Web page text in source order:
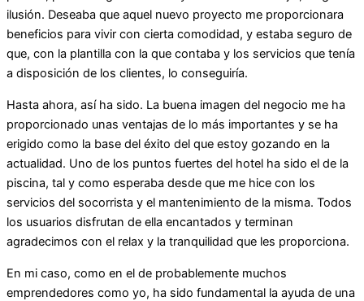
ilusión. Deseaba que aquel nuevo proyecto me proporcionara
beneficios para vivir con cierta comodidad, y estaba seguro de
que, con la plantilla con la que contaba y los servicios que tenía
a disposición de los clientes, lo conseguiría.
Hasta ahora, así ha sido. La buena imagen del negocio me ha
proporcionado unas ventajas de lo más importantes y se ha
erigido como la base del éxito del que estoy gozando en la
actualidad. Uno de los puntos fuertes del hotel ha sido el de la
piscina, tal y como esperaba desde que me hice con los
servicios del socorrista y el mantenimiento de la misma. Todos
los usuarios disfrutan de ella encantados y terminan
agradecimos con el relax y la tranquilidad que les proporciona.
En mi caso, como en el de probablemente muchos
emprendedores como yo, ha sido fundamental la ayuda de una